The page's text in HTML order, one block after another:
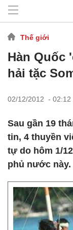
Thế giới
Hàn Quốc
hải tặc
02/12/2012 - 02:12
Sau gần 19
tin, 4 thuyền
tự do hôm 1/
phủ nước này.